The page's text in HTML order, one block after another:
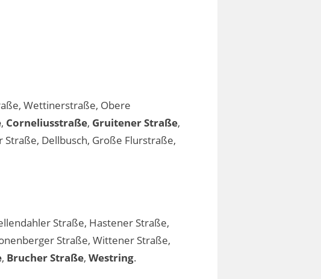
Wettinerstraße, Obere
, Corneliusstraße, Gruitener Straße,
Dellbusch, Große Flurstraße,
Straße, Hastener Straße,
Straße, Wittener Straße,
, Brucher Straße, Westring.